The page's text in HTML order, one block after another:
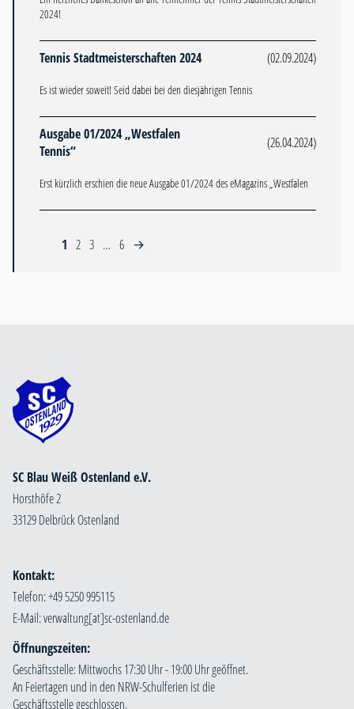
2024!
Tennis Stadtmeisterschaften 2024 (02.09.2024)
Es ist wieder soweit! Seid dabei bei den diesjährigen Tennis
Ausgabe 01/2024 „Westfalen
Tennis“
(26.04.2024)
Erst kürzlich erschien die neue Ausgabe 01/2024 des eMagazins „Westfalen
1 2 3 … 6 →
SC Blau Weiß Ostenland e.V.
Horsthöfe 2
33129 Delbrück Ostenland
Kontakt:
Telefon: +49 5250 995115
E-Mail:
Öffnungszeiten:
Geschäftsstelle: Mittwochs 17:30 Uhr - 19:00 Uhr geöffnet.
An Feiertagen und in den NRW-Schulferien ist die
Geschäftsstelle geschlossen.